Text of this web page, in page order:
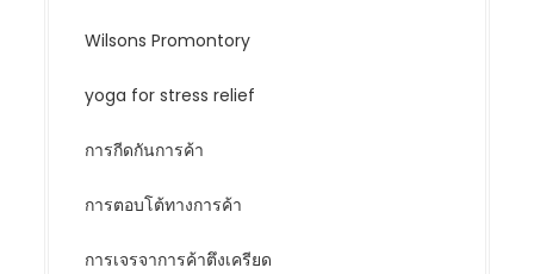
Wilsons Promontory
yoga for stress relief
การกีดกันการค้า
การตอบโต้ทางการค้า
การเจรจาการค้าตึงเครียด